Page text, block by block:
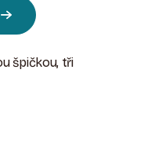
špičkou, tři